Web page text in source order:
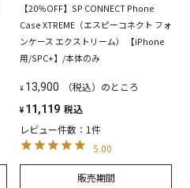
【20％OFF】SP CONNECT Phone
Case XTREME（エスピーコネクト フォ
ンケース エクストリーム） 【iPhone
用/SPC+】/本体のみ
¥ 13,900 （税込）のところ
¥ 11,119 税込
レビュー件数：1件
5.00
販売期間